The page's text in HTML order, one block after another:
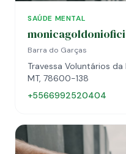
SAÚDE MENTAL
Barra do Garças
Travessa Voluntários
MT, 78600-138
+5566992520404